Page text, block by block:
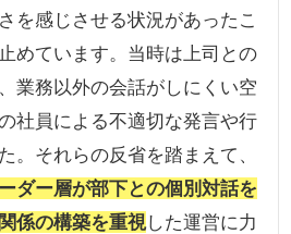
を感じさせる状況があったこ
めています。当時は上司との
業務以外の会話がしにくい空
社員による不適切な発言や行
。それらの反省を踏まえて、
ダー層が部下との個別対話を
係の構築を重視した運営に力